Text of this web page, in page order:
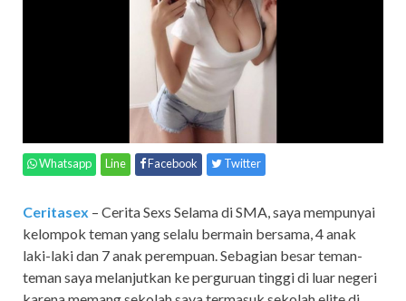
Whatsapp Line Facebook Twitter
Ceritasex – Cerita Sexs Selama di SMA, saya mempunyai
kelompok teman yang selalu bermain bersama, 4 anak
laki-laki dan 7 anak perempuan. Sebagian besar teman-
teman saya melanjutkan ke perguruan tinggi di luar negeri